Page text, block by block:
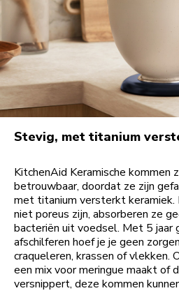
Stevig, met titanium
KitchenAid Keramische kommen
betrouwbaar, doordat ze zijn
met titanium versterkt keramiek.
niet poreus zijn, absorberen ze
bacteriën uit voedsel. Met 5 jaar
afschilferen hoef je je geen
craqueleren, krassen of vlekken.
een mix voor meringue maakt of
versnippert, deze kommen